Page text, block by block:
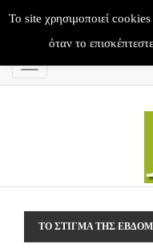
Menu
ΤΟ ΣΤΙΓΜΑ ΤΗΣ
To site χρησιμοποιεί cookies
όταν το